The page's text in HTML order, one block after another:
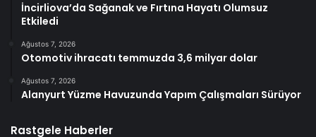
İncirliova’da Sağanak ve Fırtına Hayatı Olumsuz
Etkiledi
Ağustos 7, 2026
Otomotiv ihracatı temmuzda 3,6 milyar dolar
Ağustos 7, 2026
Alanyurt Yüzme Havuzunda Yapım Çalışmaları Sürüyor
Rastgele Haberler